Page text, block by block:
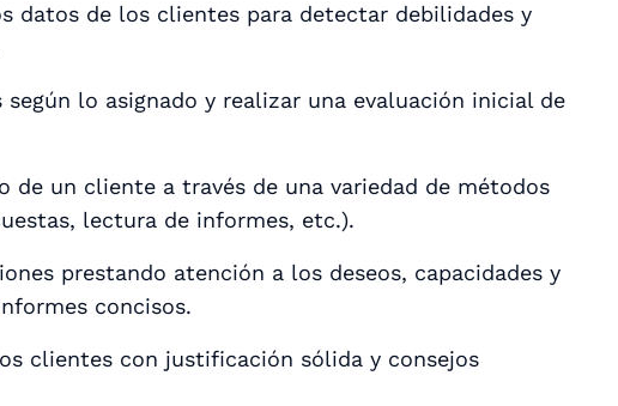
datos de los clientes para detectar debilidades y
lo asignado y realizar una evaluación inicial de
de un cliente a través de una variedad de métodos
lectura de informes, etc.).
prestando atención a los deseos, capacidades y
concisos.
clientes con justificación sólida y consejos